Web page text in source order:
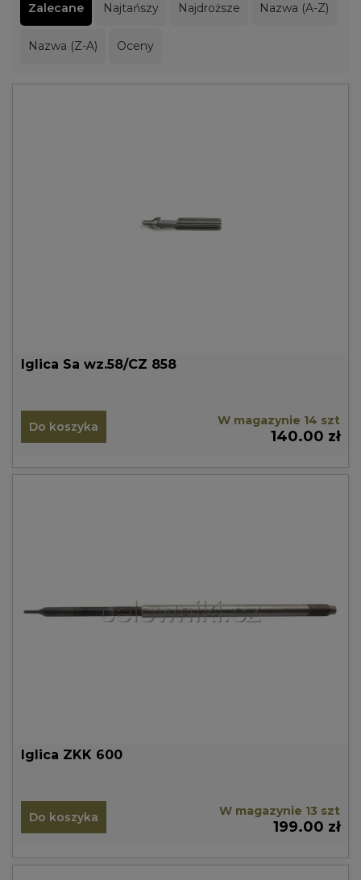
Zalecane Najtańszy Najdroższe Nazwa (A-Z)
Nazwa (Z-A) Oceny
Iglica Sa wz.58/CZ 858
Do koszyka W magazynie 14 szt
140.00 zł
Iglica ZKK 600
Do koszyka W magazynie 13 szt
199.00 zł